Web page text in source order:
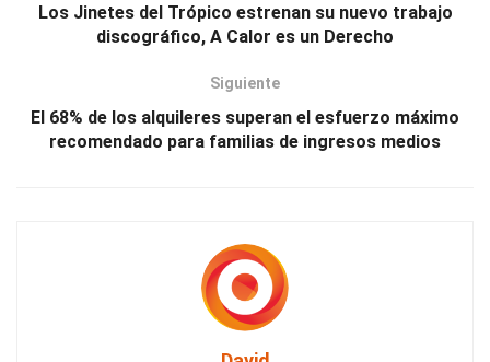
Los Jinetes del Trópico estrenan su nuevo trabajo
discográfico, A Calor es un Derecho
Siguiente
El 68% de los alquileres superan el esfuerzo máximo
recomendado para familias de ingresos medios